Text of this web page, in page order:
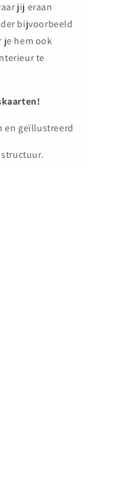
jij eraan
bijvoorbeeld
je hem ook
te
en geïllustreerd